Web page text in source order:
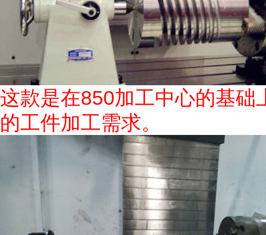
这款是在850加工中心的基
的工件加工需求。